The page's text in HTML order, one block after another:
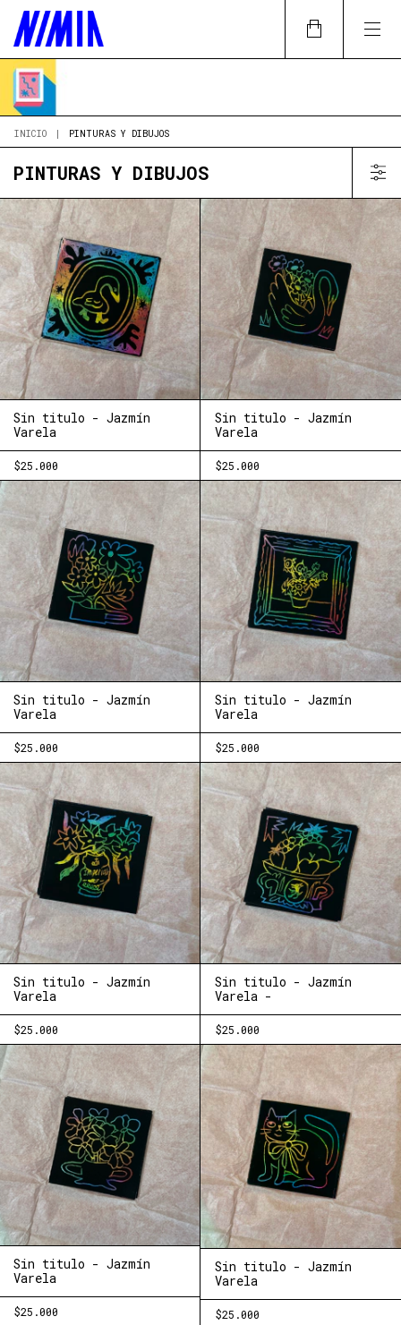
INICIO | PINTURAS Y DIBUJOS
PINTURAS Y DIBUJOS
Sin titulo - Jazmín
Varela
$25.000
Sin titulo - Jazmín
Varela
$25.000
Sin titulo - Jazmín
Varela
$25.000
Sin titulo - Jazmín
Varela
$25.000
Sin titulo - Jazmín
Varela
$25.000
Sin titulo - Jazmín
Varela -
$25.000
Sin titulo - Jazmín
Varela
$25.000
Sin titulo - Jazmín
Varela
$25.000